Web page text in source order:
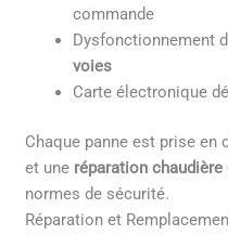
commande
Dysfonctionnement
voies
Carte électronique
Chaque panne est prise en
et une réparation chaudière
normes de sécurité.
Réparation et